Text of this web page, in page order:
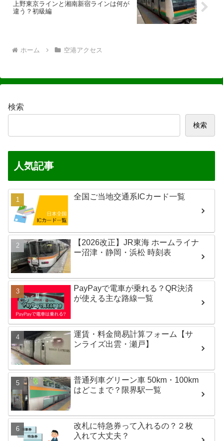
上野東京ラインと湘南新宿ラインは何が
違う？初級編
ホーム 空港アクセス
検索
検索
人気記事
全国ご当地交通系ICカード一覧
【2026改正】JR東海 ホームライナ
ー沼津・静岡・浜松 時刻表
PayPayで電車が乗れる？QR決済
が使える主な路線一覧
運賃・料金簡易計算フォーム【サ
ンライズ出雲・瀬戸】
普通列車グリーン車 50km・100km
はどこまで？限界駅一覧
改札に特急券って入れるの？２枚
入れて大丈夫？